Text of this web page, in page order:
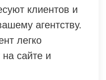
клиентов и
агентству.
легко
на сайте и